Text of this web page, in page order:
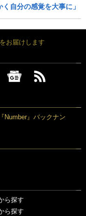
自分の感覚を大事に」
お届けします
Number』バックナン
ら探す
ら探す